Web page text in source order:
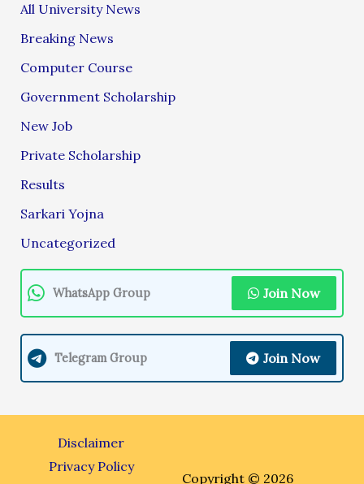
All University News
Breaking News
Computer Course
Government Scholarship
New Job
Private Scholarship
Results
Sarkari Yojna
Uncategorized
WhatsApp Group Join Now
Telegram Group Join Now
Disclaimer
Privacy Policy
Copyright © 2026